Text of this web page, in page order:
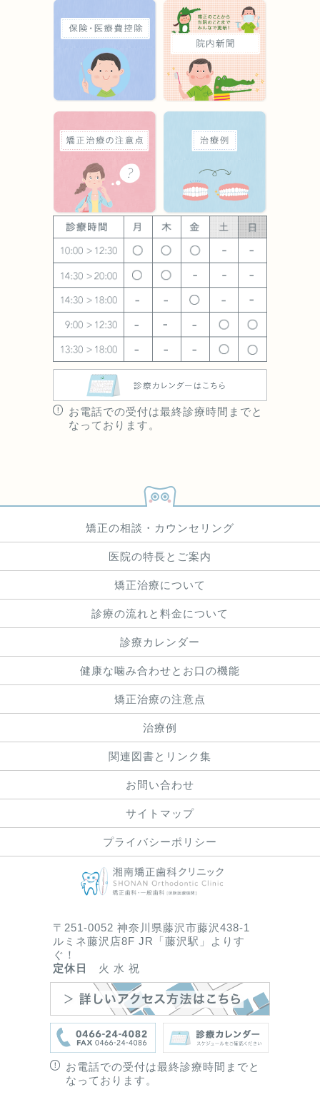
お電話での受付は最終診療時間までと
なっております。
〒251-0052 神奈川県藤沢市藤沢438-1
ルミネ藤沢店8F JR「藤沢駅」よりす
ぐ！
定休日
火 水 祝
矯正の相談・カウンセリング
医院の特長とご案内
矯正治療について
診療の流れと料金について
診療カレンダー
健康な噛み合わせとお口の機能
矯正治療の注意点
治療例
関連図書とリンク集
お問い合わせ
サイトマップ
プライバシーポリシー
お電話での受付は最終診療時間までと
なっております。